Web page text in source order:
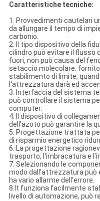
Caratteristiche tecniche:
1. Provvedimenti cautelari
da allungare il tempo di
carbonio.
2. Il tipo dispositivo della
cilindro può evitare il flusso
fuori, non può causa del
setaccio molecolare.
stabilimento di limite,
l'attrezzatura darà ed
3. Interfaccia del sistema
può controllare il sistema
computer.
4. Il dispositivo di
dell'azoto può garantire la
5. Progettazione trattata
di risparmio energetico
6. La progettazione
trasporto, l'imbracatura e
7. Selezionando le
modo dall'attrezzatura può
ha vario allarme dell'errore.
8.It funziona facilmente
livello di automazione, può